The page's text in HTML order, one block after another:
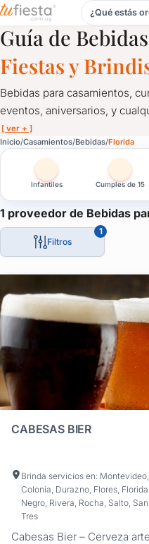
Bebidas para Casamientos
¿Qué estás
Guía de
Fiestas y
Bebidas para casamientos,
eventos, aniversarios, y
[ ver + ]
Inicio Casamientos Bebidas Florida
Infantiles Cumples de 15
1 proveedor de Bebidas
Filtros
1
CABESAS BIER
Brinda servicios en:
Colonia, Durazno, Flores,
Negro, Rivera, Rocha, Salto,
Tres
Cabesas Bier – Cerveza
Bebidas para Casamientos
Bebidas para casamientos,
Catering de bebidas
Bebidas para fiestas y
Un servicio fundamental